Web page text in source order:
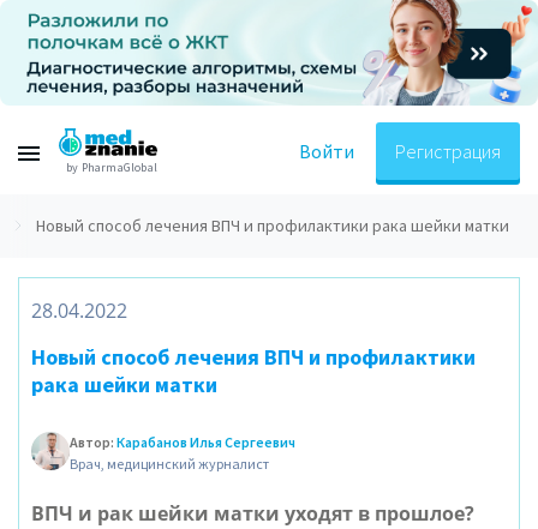
by PharmaGlobal
Войти Регистрация
Новый способ лечения ВПЧ и профилактики рака шейки матки
28.04.2022
Новый способ лечения ВПЧ и профилактики
рака шейки матки
Автор: Карабанов Илья Сергеевич
Врач, медицинский журналист
ВПЧ и рак шейки матки уходят в прошлое?